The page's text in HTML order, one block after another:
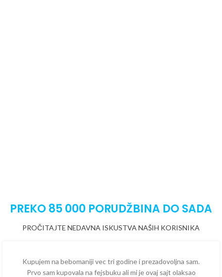
PREKO 85 000 PORUDŽBINA DO SADA
PROČITAJTE NEDAVNA ISKUSTVA NAŠIH KORISNIKA
Kupujem na bebomaniji vec tri godine i prezadovoljna sam.
Prvo sam kupovala na fejsbuku ali mi je ovaj sajt olaksao